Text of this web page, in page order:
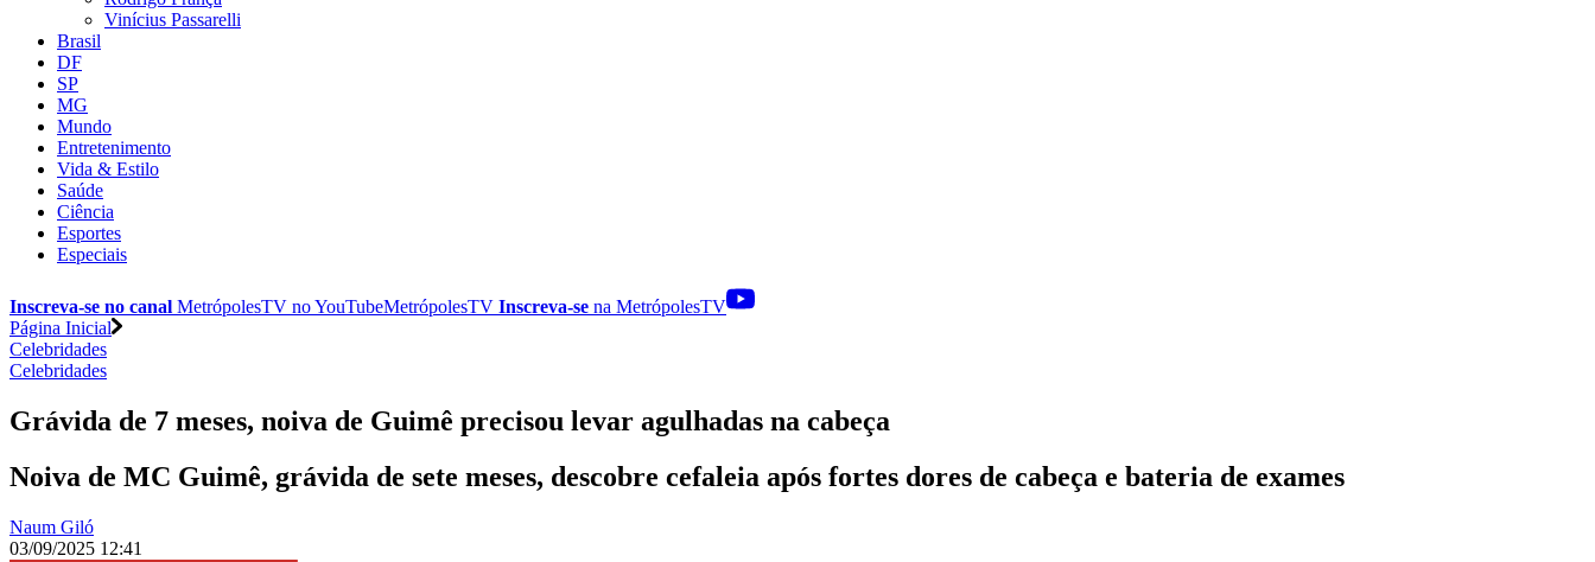
Vinícius Passarelli
Brasil
DF
SP
MG
Mundo
Entretenimento
Vida & Estilo
Saúde
Ciência
Esportes
Especiais
Inscreva-se no canal MetrópolesTV noYouTubeMetrópolesTV Inscreva-se na MetrópolesTV
Página Inicial
Celebridades
Celebridades
Grávida de 7 meses, noiva de Guimê precisou levar agulhadas na cabeça
Noiva de MC Guimê, grávida de sete meses, descobre cefaleia após fortes dores de cabeça e bateria de exames
Naum Giló
03/09/2025 12:41